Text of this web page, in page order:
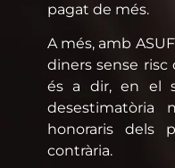
pagat de més.
A més, amb
diners sense
és a dir, en el
desestimatòria
honoraris dels
contrària.